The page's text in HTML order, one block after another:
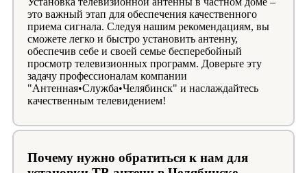
это важный этап для обеспечения качественного
приема сигнала. Следуя нашим рекомендациям, вы
сможете легко и быстро установить антенну,
обеспечив себе и своей семье бесперебойный
просмотр телевизионных программ. Доверьте эту
задачу профессионалам компании
"Антенная•Служба•Челябинск" и наслаждайтесь
качественным телевидением!
Почему нужно обратиться к нам для